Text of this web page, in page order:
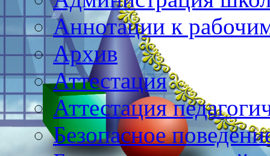
Аннотации к
Архив
Аттестация
Аттестация
Безопасное